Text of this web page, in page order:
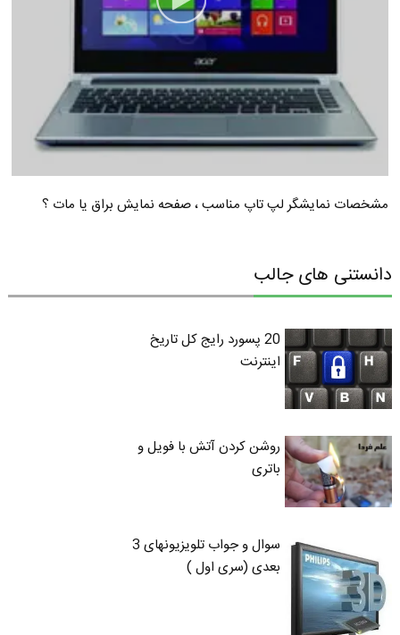
مشخصات نمایشگر لپ تاپ مناسب ، صفحه نمایش براق یا مات ؟
دانستنی های جالب
20 پسورد رایج کل تاریخ
اینترنت
روشن کردن آتش با فویل و
باتری
سوال و جواب تلویزیونهای 3
بعدی (سری اول )